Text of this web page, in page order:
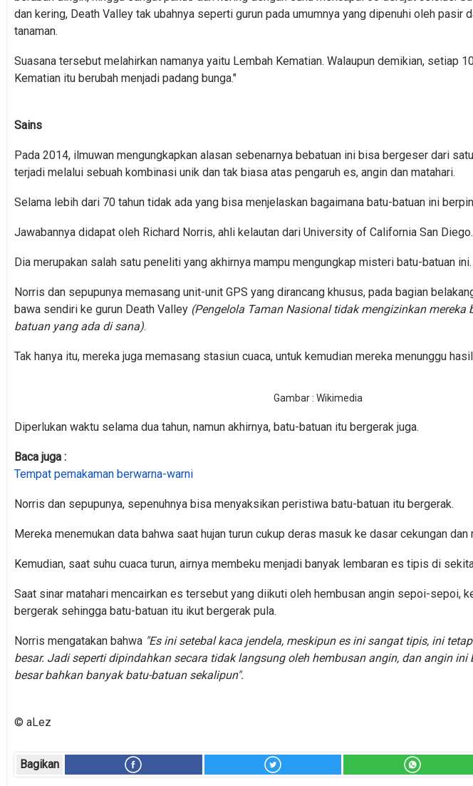
dan kering, Death Valley tak ubahnya seperti gurun pada umumnya yang dipenuhi oleh pasir
tanaman.
Suasana tersebut melahirkan namanya yaitu Lembah Kematian. Walaupun demikian, setiap
Kematian itu berubah menjadi padang bunga."
Sains
Pada 2014, ilmuwan mengungkapkan alasan sebenarnya bebatuan ini bisa bergeser dari
terjadi melalui sebuah kombinasi unik dan tak biasa atas pengaruh es, angin dan matahari.
Selama lebih dari 70 tahun tidak ada yang bisa menjelaskan bagaimana batu-batuan ini
Jawabannya didapat oleh Richard Norris, ahli kelautan dari University of California San Diego.
Dia merupakan salah satu peneliti yang akhirnya mampu mengungkap misteri batu-batuan ini.
Norris dan sepupunya memasang unit-unit GPS yang dirancang khusus, pada bagian
bawa sendiri ke gurun Death Valley (Pengelola Taman Nasional tidak mengizinkan mereka
batuan yang ada di sana).
Tak hanya itu, mereka juga memasang stasiun cuaca, untuk kemudian mereka menunggu
Gambar : Wikimedia
Diperlukan waktu selama dua tahun, namun akhirnya, batu-batuan itu bergerak juga.
Baca juga :
Tempat pemakaman berwarna-warni
Norris dan sepupunya, sepenuhnya bisa menyaksikan peristiwa batu-batuan itu bergerak.
Mereka menemukan data bahwa saat hujan turun cukup deras masuk ke dasar cekungan dan
Kemudian, saat suhu cuaca turun, airnya membeku menjadi banyak lembaran es tipis di
Saat sinar matahari mencairkan es tersebut yang diikuti oleh hembusan angin sepoi-sepoi,
bergerak sehingga batu-batuan itu ikut bergerak pula.
Norris mengatakan bahwa "Es ini setebal kaca jendela, meskipun es ini sangat tipis, ini
besar. Jadi seperti dipindahkan secara tidak langsung oleh hembusan angin, dan angin ini
besar bahkan banyak batu-batuan sekalipun".
© aLez
Bagikan